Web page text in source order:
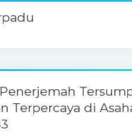
Terpercaya di